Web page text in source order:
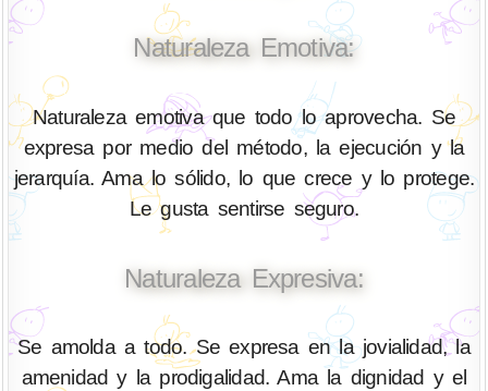
Naturaleza Emotiva:
Naturaleza emotiva que todo lo aprovecha. Se
expresa por medio del método, la ejecución y la
jerarquía. Ama lo sólido, lo que crece y lo protege.
Le gusta sentirse seguro.
Naturaleza Expresiva:
Se amolda a todo. Se expresa en la jovialidad, la
amenidad y la prodigalidad. Ama la dignidad y el